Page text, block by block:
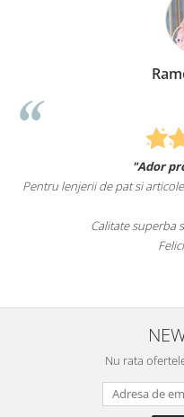
"Ador
Pentru lenjerii de pat si
Calitate superba
Nu rata